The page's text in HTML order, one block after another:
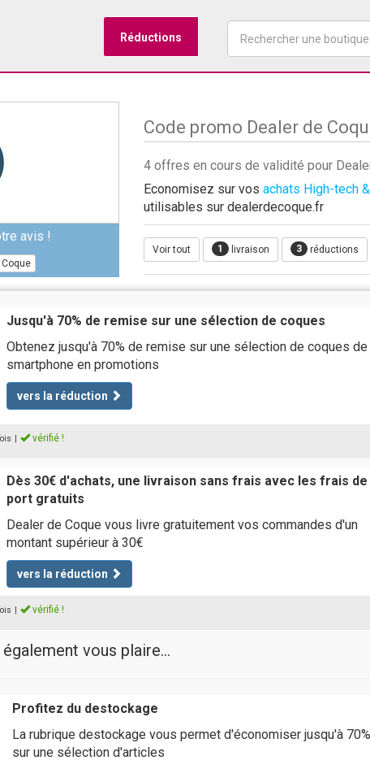
Réductions
avis !
Code promo Dealer de
4 offres en cours de validité pour
Economisez sur vos achats High-tech
utilisables sur dealerdecoque.fr
Voir tout 1 livraison 3 réductions
Jusqu'à 70% de remise sur une sélection de coques
Obtenez jusqu'à 70% de remise sur une sélection de coques de
smartphone en promotions
vers la réduction
vérifié !
Dès 30€ d'achats, une livraison sans frais avec les frais de
port gratuits
Dealer de Coque vous livre gratuitement vos commandes d'un
montant supérieur à 30€
vers la réduction
vérifié !
vous plaire...
Profitez du destockage
La rubrique destockage vous permet d'économiser jusqu'à 70%
sur une sélection d'articles